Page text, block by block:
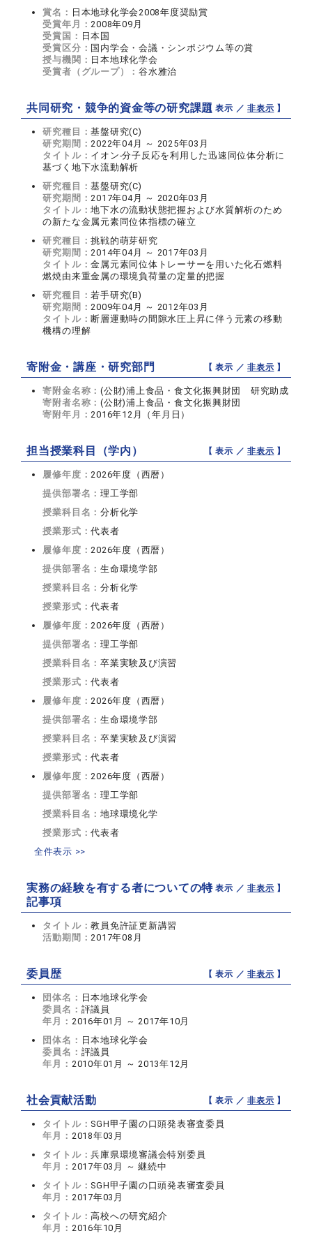
賞名： 日本地球化学会2008年度奨励賞
受賞年月：2008年09月
受賞国： 日本国
受賞区分： 国内学会・会議・シンポジウム等の賞
授与機関： 日本地球化学会
受賞者（グループ）：谷水雅治
共同研究・競争的資金等の研究課題【 表示 ／非表示 】
研究種目：基盤研究(C)
研究期間：2022年04月 ～ 2025年03月
タイトル： イオン-分子反応を利用した迅速同位体分析に
基づく地下水流動解析
研究種目：基盤研究(C)
研究期間：2017年04月 ～ 2020年03月
タイトル：地下水の流動状態把握および水質解析のため
の新たな金属元素同位体指標の確立
研究種目：挑戦的萌芽研究
研究期間：2014年04月 ～ 2017年03月
タイトル：金属元素同位体トレーサーを用いた化石燃料
燃焼由来重金属の環境負荷量の定量的把握
研究種目：若手研究(B)
研究期間：2009年04月 ～ 2012年03月
タイトル： 断層運動時の間隙水圧上昇に伴う元素の移動
機構の理解
寄附金・講座・研究部門 【 表示 ／非表示 】
寄附金名称：(公財)浦上食品・食文化振興財団 研究助成
寄附者名称：(公財)浦上食品・食文化振興財団
寄附年月：2016年12月（年月日）
担当授業科目（学内） 【 表示 ／非表示 】
履修年度：2026年度（西暦）
提供部署名：理工学部
授業科目名：分析化学
授業形式：代表者
履修年度：2026年度（西暦）
提供部署名：生命環境学部
授業科目名：分析化学
授業形式：代表者
履修年度：2026年度（西暦）
提供部署名：理工学部
授業科目名：卒業実験及び演習
授業形式：代表者
履修年度：2026年度（西暦）
提供部署名：生命環境学部
授業科目名：卒業実験及び演習
授業形式：代表者
履修年度：2026年度（西暦）
提供部署名：理工学部
授業科目名：地球環境化学
授業形式：代表者
全件表示 >>
実務の経験を有する者についての特
記事項
【 表示 ／非表示 】
タイトル：教員免許証更新講習
活動期間：2017年08月
委員歴 【 表示 ／非表示 】
団体名： 日本地球化学会
委員名： 評議員
年月： 2016年01月 ～ 2017年10月
団体名： 日本地球化学会
委員名： 評議員
年月： 2010年01月 ～ 2013年12月
社会貢献活動 【 表示 ／非表示 】
タイトル： SGH甲子園の口頭発表審査委員
年月： 2018年03月
タイトル：兵庫県環境審議会特別委員
年月： 2017年03月 ～ 継続中
タイトル： SGH甲子園の口頭発表審査委員
年月： 2017年03月
タイトル：高校への研究紹介
年月： 2016年10月